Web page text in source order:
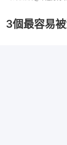
3個最容易